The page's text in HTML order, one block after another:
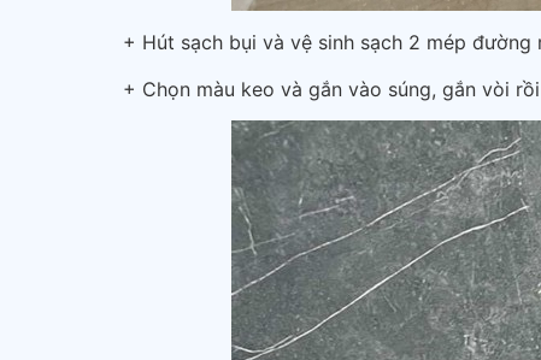
+ Hút sạch bụi và vệ sinh sạch 2 mép đường
+ Chọn màu keo và gắn vào súng, gắn vòi